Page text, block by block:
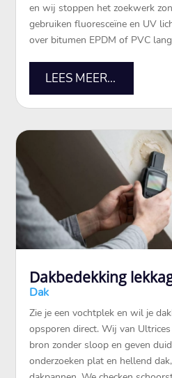
en wij stoppen het zoekwerk
gebruiken fluoresceïne en UV
over bitumen EPDM of PVC
LEES MEER...
Dakbedekking
Dak
Zie je een vochtplek en wil je
opsporen direct.​ Wij van
bron zonder sloop en geven
onderzoeken plat en hellend